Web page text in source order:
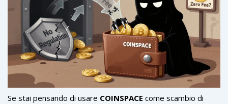
Se stai pensando di usare COINSPACE come scambio di